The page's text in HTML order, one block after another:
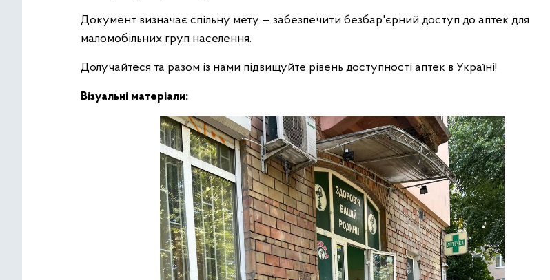
Документ визначає спільну мету — забезпечити безбар'єрний доступ до аптек для
маломобільних груп населення.
Долучайтеся та разом із нами підвищуйте рівень доступності аптек в Україні!
Візуальні матеріали: